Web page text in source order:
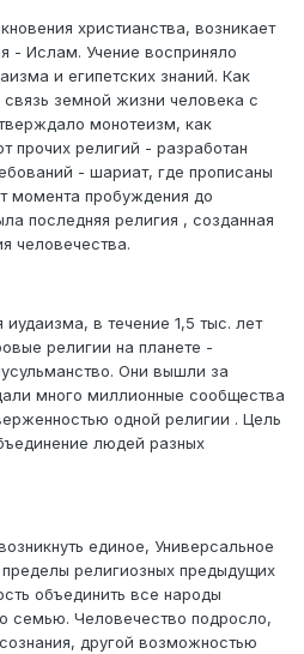
христианства, возникает
- Ислам. Учение восприняло
и египетских знаний. Как
земной жизни человека с
монотеизм, как
прочих религий - разработан
- шариат, где прописаны
момента пробуждения до
последняя религия , созданная
человечества.
в течение 1,5 тыс. лет
религии на планете -
Они вышли за
много миллионные сообщества
одной религии . Цель
людей разных
единое, Универсальное
религиозных предыдущих
объединить все народы
семью. Человечество подросло,
другой возможностью